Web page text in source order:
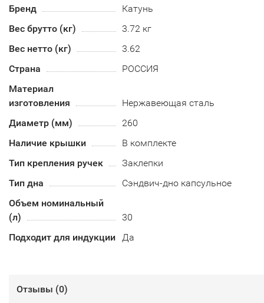
Бренд
Катунь
Вес брутто (кг)
3.72 кг
Вес нетто (кг)
3.62
Страна
РОССИЯ
Материал
изготовления
Нержавеющая сталь
Диаметр (мм)
260
Наличие крышки
В комплекте
Тип крепления ручек
Заклепки
Тип дна
Сэндвич-дно капсульное
Объем номинальный
(л)
30
Подходит для индукции
Да
Отзывы (0)